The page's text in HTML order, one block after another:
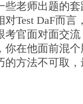
老师出题的
Test DaF而言
考官面对面交
你在他面前混
的方法不可取